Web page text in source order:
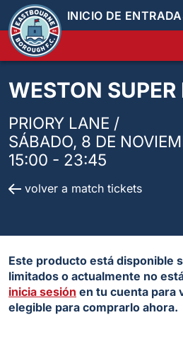
INICIO DE
WESTON SUPER
PRIORY LANE /
SÁBADO, 8 DE
15:00 - 23:45
volver a match tickets
Este producto está disponible
limitados o actualmente no
inicia sesión en tu cuenta para
elegible para comprarlo ahora.